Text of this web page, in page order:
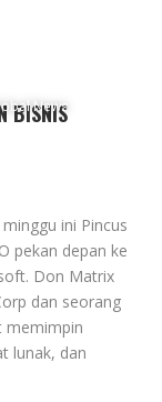
News
BISNIS
ini Pincus
pekan depan ke
Don Matrix
dan seorang
memimpin
lunak, dan